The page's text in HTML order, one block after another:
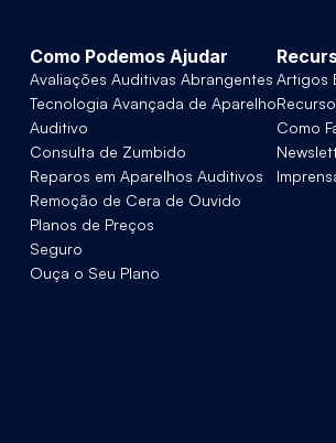
Como Podemos Ajudar
Avaliações Auditivas Abrangentes
Tecnologia Avançada de Aparelho
Auditivo
Consulta de Zumbido
Reparos em Aparelhos Auditivos
Remoção de Cera de Ouvido
Planos de Preços
Seguro
Ouça o Seu Plano
Artigos
Como